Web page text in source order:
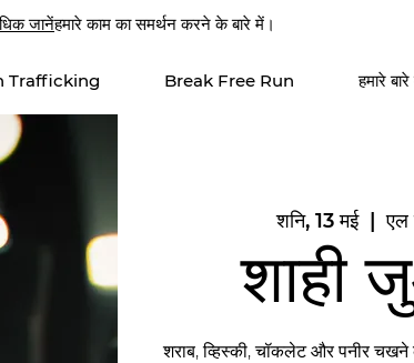
जानेंहमारे काम का समर्थन करने के बारे में।
Trafficking Break Free Run हमारे
शनि, 13 मई
  |
एल
शाही
शराब, व्हिस्की, चॉकलेट और पनीर